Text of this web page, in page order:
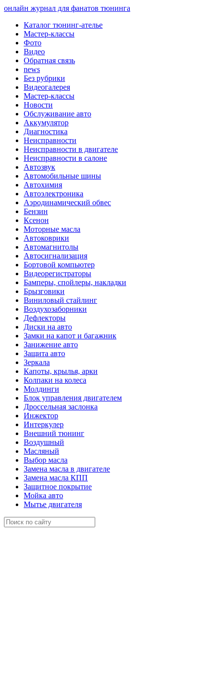
онлайн журнал для фанатов тюнинга
Каталог тюнинг-ателье
Мастер-классы
Фото
Видео
Обратная связь
news
Без рубрики
Видеогалерея
Мастер-классы
Новости
Обслуживание авто
Аккумулятор
Диагностика
Неисправности
Неисправности в двигателе
Неисправности в салоне
Автозвук
Автомобильные шины
Автохимия
Автоэлектроника
Аэродинамический обвес
Бензин
Ксенон
Моторные масла
Автоковрики
Автомагнитолы
Автосигнализация
Бортовой компьютер
Видеорегистраторы
Бамперы, спойлеры, накладки
Брызговики
Виниловый стайлинг
Воздухозаборники
Дефлекторы
Диски на авто
Замки на капот и багажник
Занижение авто
Защита авто
Зеркала
Капоты, крылья, арки
Колпаки на колеса
Молдинги
Блок управления двигателем
Дроссельная заслонка
Инжектор
Интеркулер
Внешний тюнинг
Воздушный
Масляный
Выбор масла
Замена масла в двигателе
Замена масла КПП
Защитное покрытие
Мойка авто
Мытье двигателя